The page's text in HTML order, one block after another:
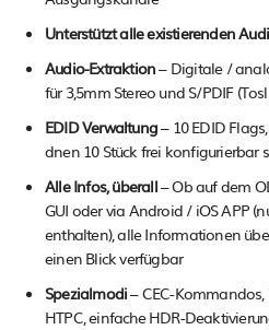
Unterstützt alle existierenden
Audio-Extraktion– Digitale /
für 3,5mm Stereo und S/PDIF
EDID Verwaltung– 10 EDID
dnen 10 Stück frei konfigurierbar
Alle Infos, überall– Ob auf dem
GUI oder via Android / iOS APP
enthalten), alle Informationen
einen Blick verfügbar
Spezialmodi– CEC-Kommandos,
HTPC, einfache HDR-